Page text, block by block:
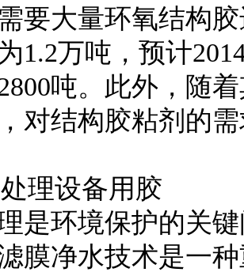
要大量环氧结构
1.2万吨，预计
吨。此外，随
对结构胶粘剂的
设备用胶
环境保护的关键
膜净水技术是一